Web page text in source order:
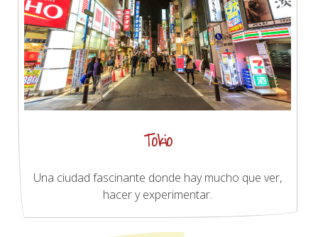
Tokio
Una ciudad fascinante donde hay mucho que ver,
hacer y experimentar.